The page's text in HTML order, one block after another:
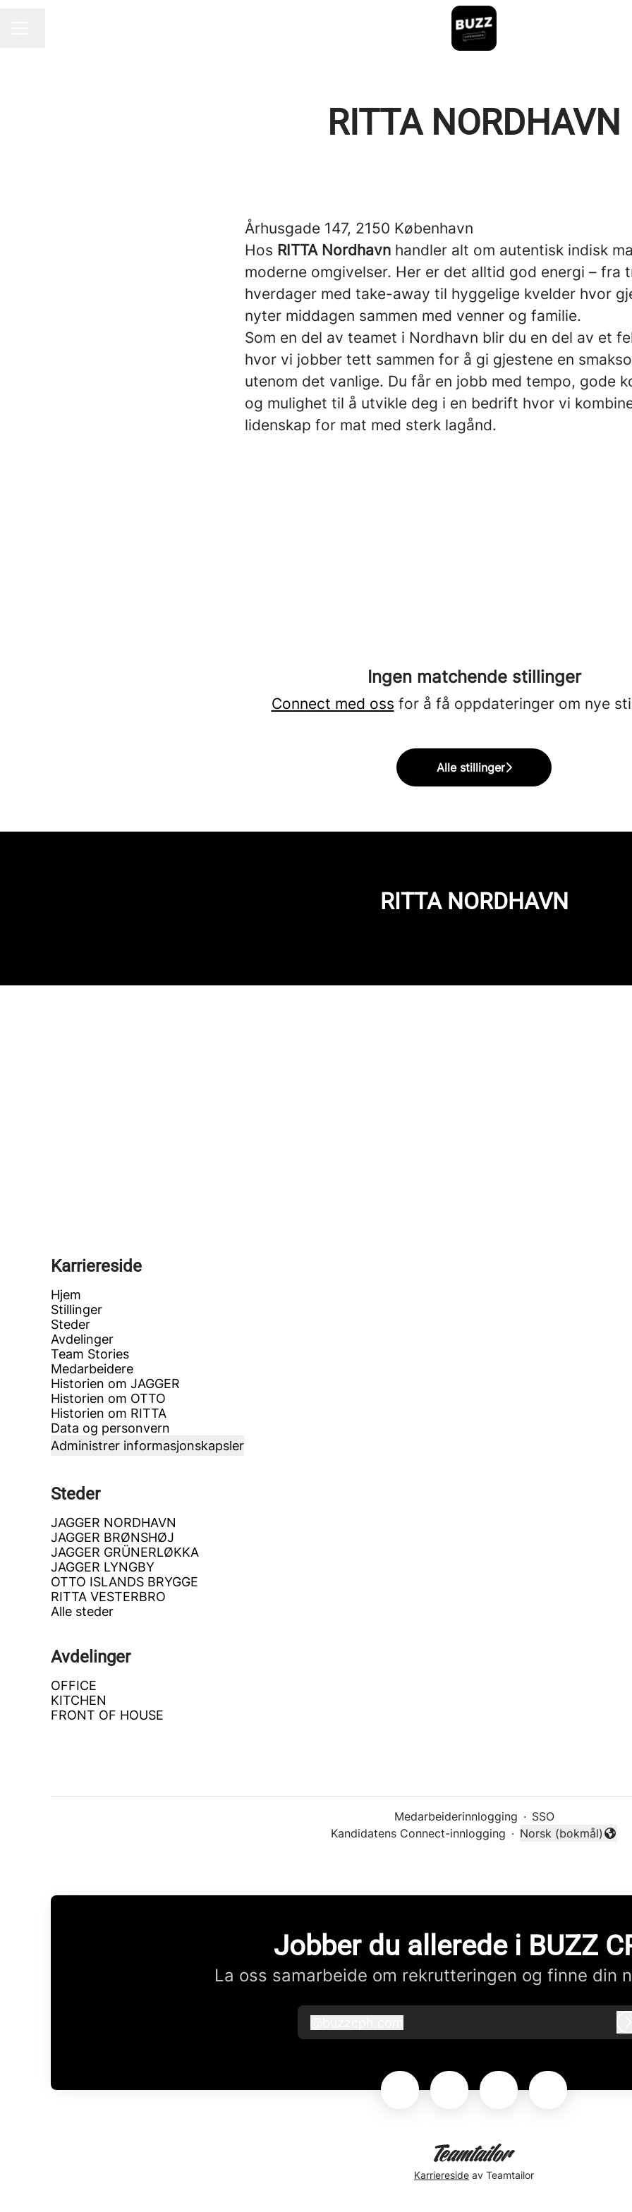
RITTA NORDHAVN
Århusgade 147, 2150 København
Hos RITTA Nordhavn handler alt om autentisk indisk
moderne omgivelser. Her er det alltid god energi – fra
hverdager med take-away til hyggelige kvelder hvor
nyter middagen sammen med venner og familie.
Som en del av teamet i Nordhavn blir du en del av et
hvor vi jobber tett sammen for å gi gjestene en
utenom det vanlige. Du får en jobb med tempo, gode
og mulighet til å utvikle deg i en bedrift hvor vi
lidenskap for mat med sterk lagånd.
Ingen matchende stillinger
Connect med oss for å få oppdateringer om nye
Alle stillinger
RITTA NORDHAVN
Karriereside
Hjem
Stillinger
Steder
Avdelinger
Team Stories
Medarbeidere
Historien om JAGGER
Historien om OTTO
Historien om RITTA
Data og personvern
Administrer informasjonskapsler
Steder
JAGGER NORDHAVN
JAGGER BRØNSHØJ
JAGGER GRÜNERLØKKA
JAGGER LYNGBY
OTTO ISLANDS BRYGGE
RITTA VESTERBRO
Alle steder
Avdelinger
OFFICE
KITCHEN
FRONT OF HOUSE
Medarbeiderinnlogging · SSO
Kandidatens Connect-innlogging ·
Endre språk
Norsk (bokmål)
Jobber du allerede i BUZZ
La oss samarbeide om rekrutteringen og finne din
buzzcph.com
Karriereside av Teamtailor